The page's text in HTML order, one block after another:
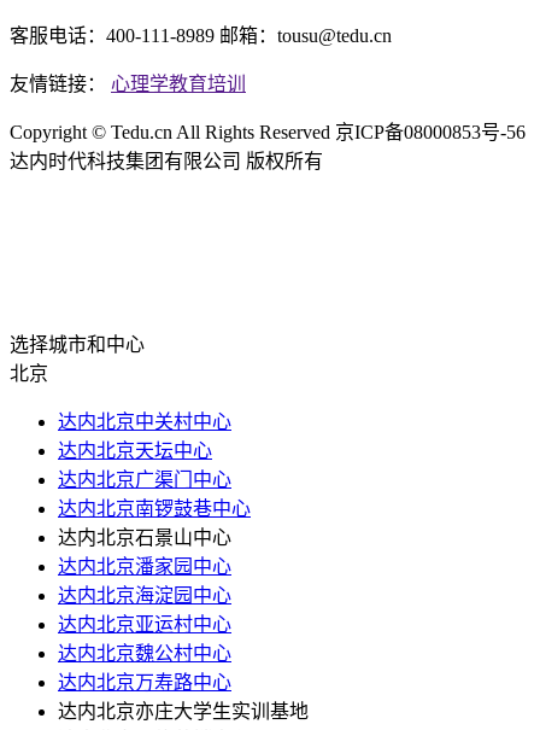
客服电话：400-111-8989 邮箱：tousu@tedu.cn
友情链接： 心理学教育培训
Copyright © Tedu.cn All Rights Reserved 京ICP备08000853号-56
达内时代科技集团有限公司 版权所有
选择城市和中心
北京
达内北京中关村中心
达内北京天坛中心
达内北京广渠门中心
达内北京南锣鼓巷中心
达内北京石景山中心
达内北京潘家园中心
达内北京海淀园中心
达内北京亚运村中心
达内北京魏公村中心
达内北京万寿路中心
达内北京亦庄大学生实训基地